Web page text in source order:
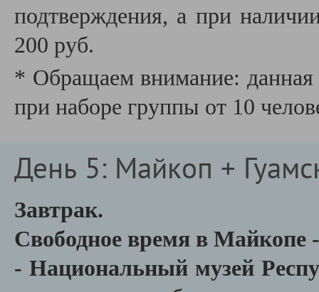
подтверждения, а при
200 руб.
* Обращаем внимание: данная
при наборе группы от 10
День 5: Майкоп +
Завтрак.
Свободное время в Майкопе
- Национальный музей